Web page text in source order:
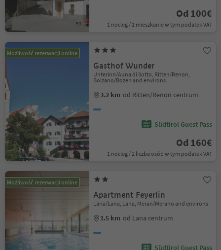
Od 100€
1 nocleg / 1 mieszkanie w tym podatek VAT
Możliwość rezerwacji online
Gasthof Wunder
Unterinn/Auna di Sotto, Ritten/Renon,
Bolzano/Bozen and environs
3.2 km od Ritten/Renon centrum
Südtirol Guest Pass
Od 160€
1 nocleg / 2 liczba osób w tym podatek VAT
Możliwość rezerwacji online
Apartment Feyerlin
Lana/Lana, Lana, Meran/Merano and environs
1.5 km od Lana centrum
Südtirol Guest Pass